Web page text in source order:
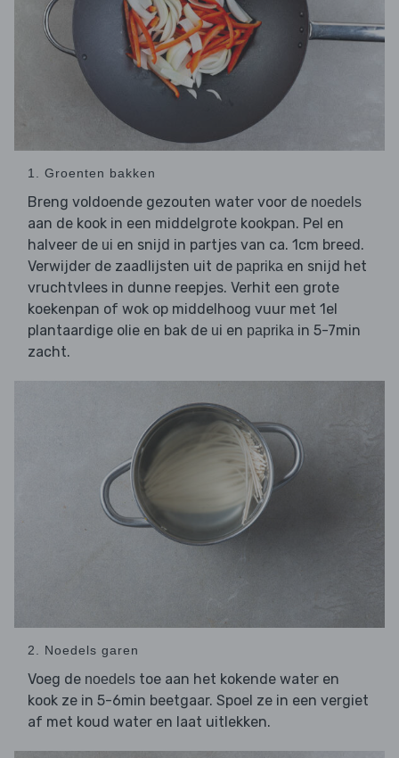
1. Groenten bakken
Breng voldoende gezouten water voor de noedels
aan de kook in een middelgrote kookpan. Pel en
halveer de ui en snijd in partjes van ca. 1cm breed.
Verwijder de zaadlijsten uit de paprika en snijd het
vruchtvlees in dunne reepjes. Verhit een grote
koekenpan of wok op middelhoog vuur met 1el
plantaardige olie en bak de ui en paprika in 5-7min
zacht.
2. Noedels garen
Voeg de noedels toe aan het kokende water en
kook ze in 5-6min beetgaar. Spoel ze in een vergiet
af met koud water en laat uitlekken.